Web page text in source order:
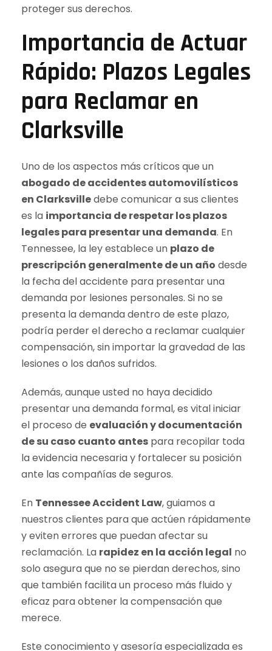
proteger sus derechos.
Importancia de Actuar
Rápido: Plazos Legales
para Reclamar en
Clarksville
Uno de los aspectos más críticos que un
abogado de accidentes automovilísticos
en Clarksvilledebe comunicar a sus clientes
es la importancia de respetar los plazos
legales para presentar una demanda. En
Tennessee, la ley establece un plazo de
prescripción generalmente de un año desde
la fecha del accidente para presentar una
demanda por lesiones personales. Si no se
presenta la demanda dentro de este plazo,
podría perder el derecho a reclamar cualquier
compensación, sin importar la gravedad de las
lesiones o los daños sufridos.
Además, aunque usted no haya decidido
presentar una demanda formal, es vital iniciar
el proceso de evaluación y documentación
de su caso cuanto antes para recopilar toda
la evidencia necesaria y fortalecer su posición
ante las compañías de seguros.
En Tennessee Accident Law, guiamos a
nuestros clientes para que actúen rápidamente
y eviten errores que puedan afectar su
reclamación. La rapidez en la acción legal no
solo asegura que no se pierdan derechos, sino
que también facilita un proceso más fluido y
eficaz para obtener la compensación que
merece.
Este conocimiento y asesoría especializada es